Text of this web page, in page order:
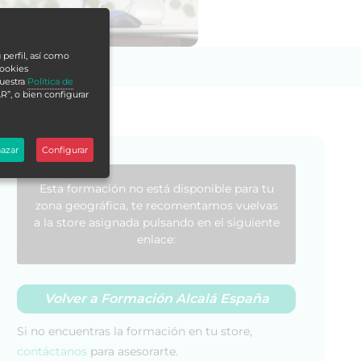
Esta formación no está disponible para tu
zona geográfica, te recomentamos vuelvas
a la store asignada pulsando en el siguiente
enlace:
Volver a Formación Alcalá España
Si no encuentras la formación en tu store,
contáctanos para asesorarte.
perfil, así como
Política de
o bien configurar
Configurar